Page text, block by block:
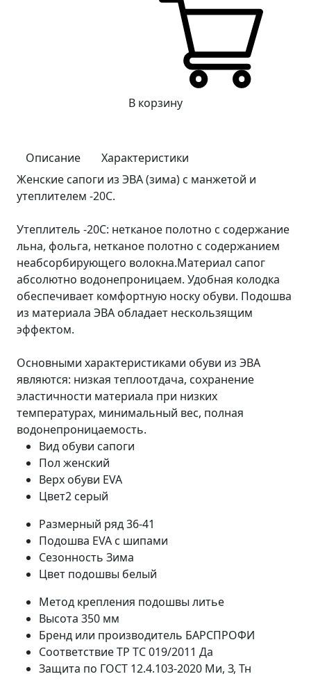
В корзину
Описание
Характеристики
Женские сапоги из ЭВА (зима) с манжетой и
утеплителем -20С.
Утеплитель -20С: нетканое полотно с содержание
льна, фольга, нетканое полотно с содержанием
неабсорбирующего волокна.Материал сапог
абсолютно водонепроницаем. Удобная колодка
обеспечивает комфортную носку обуви. Подошва
из материала ЭВА обладает нескользящим
эффектом.
Основными характеристиками обуви из ЭВА
являются: низкая теплоотдача, сохранение
эластичности материала при низких
температурах, минимальный вес, полная
водонепроницаемость.
Вид обуви сапоги
Пол женский
Верх обуви EVA
Цвет2 серый
Размерный ряд36-41
Подошва EVA с шипами
Сезонность Зима
Цвет подошвы белый
Метод крепления подошвы литье
Высота 350 мм
Бренд или производитель БАРСПРОФИ
Соответствие ТР ТС 019/2011 Да
Защита по ГОСТ 12.4.103-2020 Ми, З, Тн